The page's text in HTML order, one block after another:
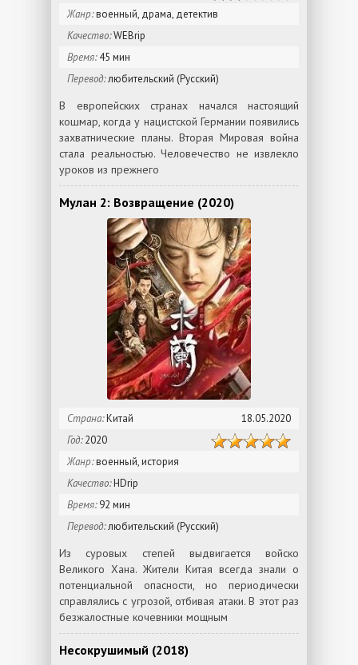
Жанр:военный, драма, детектив
Качество:WEBrip
Время:45 мин
Перевод:любительский (Русский)
В европейских странах начался настоящий
кошмар, когда у нацистской Германии появились
захватнические планы. Вторая Мировая война
стала реальностью. Человечество не извлекло
уроков из прежнего
Мулан 2: Возвращение (2020)
Страна:Китай
18.05.2020
Год:2020
Жанр:военный, история
Качество:HDrip
Время:92 мин
Перевод:любительский (Русский)
Из суровых степей выдвигается войско
Великого Хана. Жители Китая всегда знали о
потенциальной опасности, но периодически
справлялись с угрозой, отбивая атаки. В этот раз
безжалостные кочевники мощным
Несокрушимый (2018)